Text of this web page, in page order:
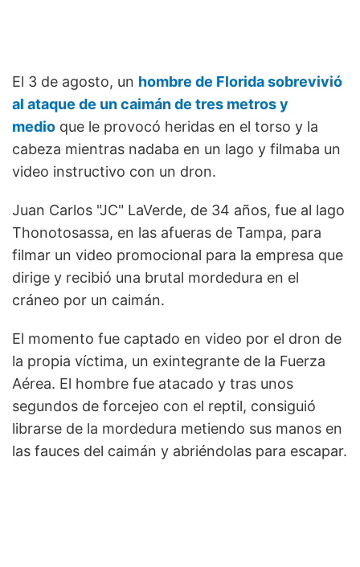
El 3 de agosto, un hombre de Florida sobrevivió
al ataque de un caimán de tres metros y
medio que le provocó heridas en el torso y la
cabeza mientras nadaba en un lago y filmaba un
video instructivo con un dron.
Juan Carlos "JC" LaVerde, de 34 años, fue al lago
Thonotosassa, en las afueras de Tampa, para
filmar un video promocional para la empresa que
dirige y recibió una brutal mordedura en el
cráneo por un caimán.
El momento fue captado en video por el dron de
la propia víctima, un exintegrante de la Fuerza
Aérea. El hombre fue atacado y tras unos
segundos de forcejeo con el reptil, consiguió
librarse de la mordedura metiendo sus manos en
las fauces del caimán y abriéndolas para escapar.